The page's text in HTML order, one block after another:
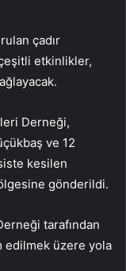
çadır
etkinlikler,
Derneği,
ve 12
kesilen
gönderildi.
tarafından
edilmek üzere yola